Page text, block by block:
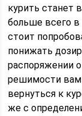
курить станет
больше всего
стоит
понижать
распоряжении
решимости вам
вернуться к
же с